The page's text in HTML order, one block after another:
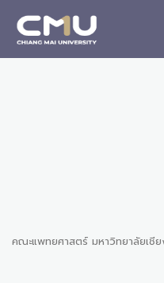
คณะแพทยศาสตร์ มหาวิทยาลัยเชี